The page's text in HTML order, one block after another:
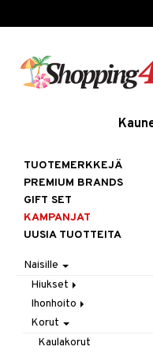
TUOTEMERKKEJÄ
PREMIUM BRANDS
GIFT SET
KAMPANJAT
UUSIA TUOTTEITA
Naisille
Hiukset
Gift Set
Harjat / Kammat
Hiuskuurit
Ihonhoito
Aurinkotuotteet
Erikoistuotteet
Korut
Kaulakorut